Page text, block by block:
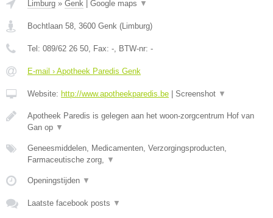
Limburg » Genk Google maps ▼
Bochtlaan 58 3600 Genk ( Limburg)
Tel: 089/62 26 50 , Fax: - , BTW-nr: -
E-mail › Apotheek Paredis Genk
Website: http://www.apotheekparedis.be Screenshot ▼
Apotheek Paredis is gelegen aan het woon-zorgcentrum Hof van
Gan op ▼
Geneesmiddelen, Medicamenten, Verzorgingsproducten,
Farmaceutische zorg,
▼
Openingstijden ▼
Laatste facebook posts ▼